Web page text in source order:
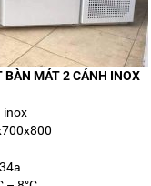
BÀN MÁT 2 CÁNH INOX
inox